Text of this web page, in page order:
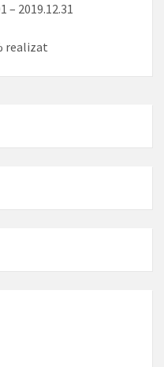
– 2019.12.31
realizat